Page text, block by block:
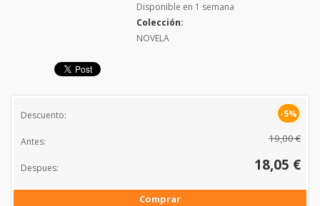
Disponible en 1 semana
Colección:
NOVELA
Descuento: -5%
Antes: 19,00 €
Despues: 18,05 €
Comprar